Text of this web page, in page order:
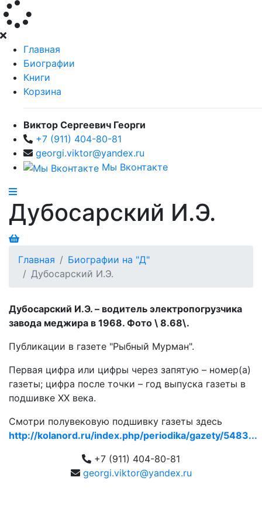
Главная
Биографии
Книги
Корзина
Виктор Сергеевич Георги
+7 (911) 404-80-81
georgi.viktor@yandex.ru
Мы Вконтакте
Дубосарский И.Э.
Главная
Биографии на "Д"
Дубосарский И.Э.
Дубосарский И.Э. – водитель электропогрузчика
завода меджира в 1968. Фото \ 8.68\.
Публикации в газете "Рыбный Мурман".
Первая цифра или цифры через запятую – номер(а)
газеты; цифра после точки – год выпуска газеты в
подшивке ХХ века.
Смотри полувековую подшивку газеты здесь
http://kolanord.ru/index.php/periodika/gazety/5483...
+7 (911) 404-80-81
georgi.viktor@yandex.ru